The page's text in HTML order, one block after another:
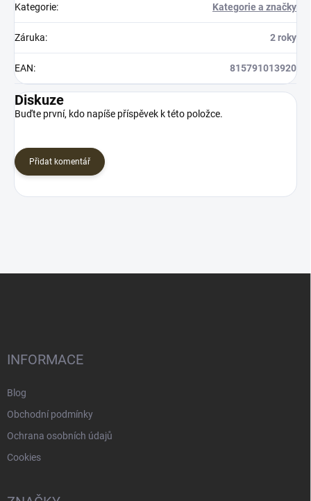
Kategorie: Kategorie a značky
Záruka: 2 roky
EAN: 815791013920
Diskuze
Buďte první, kdo napíše příspěvek k této položce.
Přidat komentář
INFORMACE
Blog
Obchodní podmínky
Ochrana osobních údajů
Cookies